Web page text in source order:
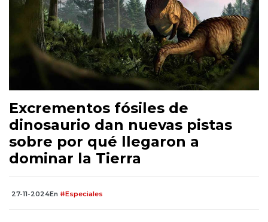
Excrementos fósiles de
dinosaurio dan nuevas pistas
sobre por qué llegaron a
dominar la Tierra
27-11-2024En #Especiales